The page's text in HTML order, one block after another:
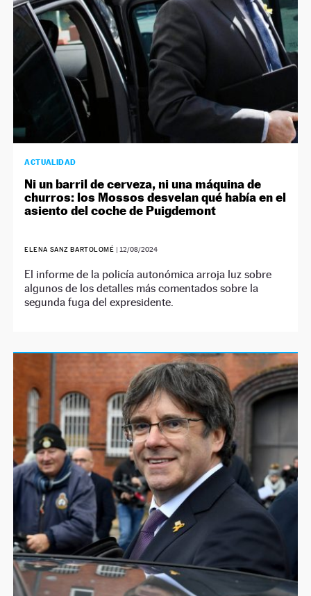
ACTUALIDAD
Ni un barril de cerveza, ni una máquina de
churros: los Mossos desvelan qué había en el
asiento del coche de Puigdemont
ELENA SANZ BARTOLOMÉ | 12/08/2024
El informe de la policía autonómica arroja luz sobre
algunos de los detalles más comentados sobre la
segunda fuga del expresidente.